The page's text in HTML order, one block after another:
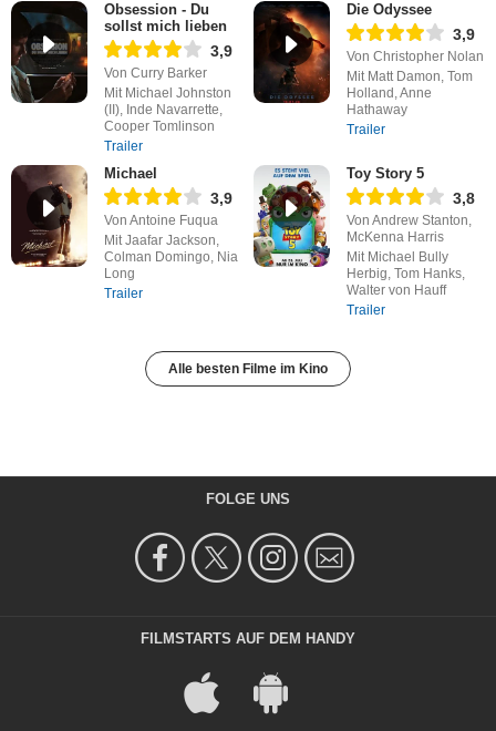
Obsession - Du
sollst mich lieben
3,9
Von Curry Barker
Mit Michael Johnston
(II), Inde Navarrette,
Cooper Tomlinson
Trailer
Die Odyssee
3,9
Von Christopher Nolan
Mit Matt Damon, Tom
Holland, Anne
Hathaway
Trailer
Michael
3,9
Von Antoine Fuqua
Mit Jaafar Jackson,
Colman Domingo, Nia
Long
Trailer
Toy Story 5
3,8
Von Andrew Stanton,
McKenna Harris
Mit Michael Bully
Herbig, Tom Hanks,
Walter von Hauff
Trailer
Alle besten Filme im Kino
FOLGE UNS
FILMSTARTS AUF DEM HANDY